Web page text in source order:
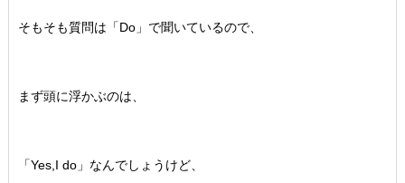
そもそも質問は「Do」で聞いているので、
まず頭に浮かぶのは、
「Yes,I do」なんでしょうけど、